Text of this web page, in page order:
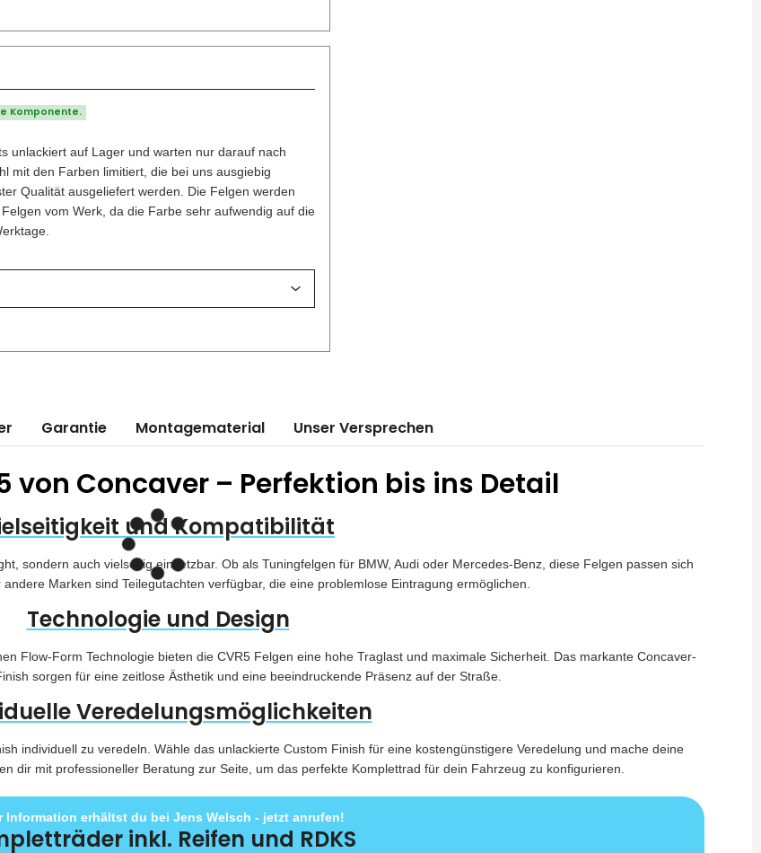
Komponente.
unlackiert auf Lager und warten nur darauf nach
mit den Farben limitiert, die bei uns ausgiebig
Qualität ausgeliefert werden. Die Felgen werden
vom Werk, da die Farbe sehr aufwendig auf die
Garantie Montagematerial Unser Versprechen
von Concaver – Perfektion bis ins Detail
und Kompatibilität
sondern auch vielseitig einsetzbar. Ob als Tuningfelgen für BMW, Audi oder Mercedes-Benz, diese Felgen passen sich
Marken sind Teilegutachten verfügbar, die eine problemlose Eintragung ermöglichen.
Technologie und Design
Flow-Form Technologie bieten die CVR5 Felgen eine hohe Traglast und maximale Sicherheit. Das markante Concaver-
sorgen für eine zeitlose Ästhetik und eine beeindruckende Präsenz auf der Straße.
Veredelungsmöglichkeiten
individuell zu veredeln. Wähle das unlackierte Custom Finish für eine kostengünstigere Veredelung und mache deine
dir mit professioneller Beratung zur Seite, um das perfekte Komplettrad für dein Fahrzeug zu konfigurieren.
Information erhältst du bei Jens Welsch - jetzt anrufen!
inkl. Reifen und RDKS